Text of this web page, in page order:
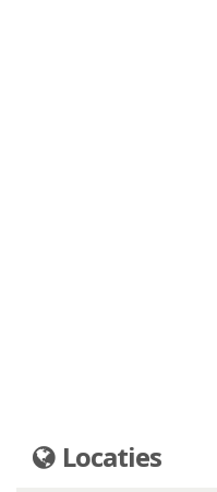
Locaties